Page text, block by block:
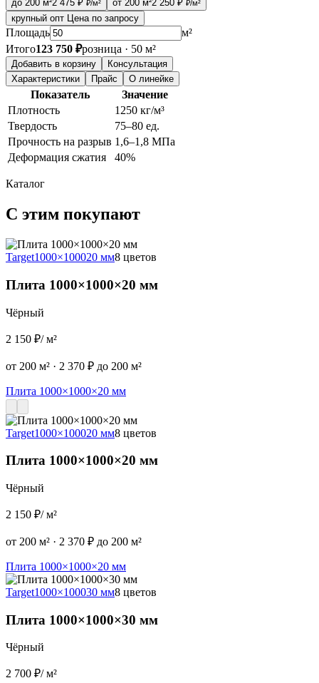
до 200 м²2 475 ₽ ₽/м² от 200 м²2 250 ₽ ₽/м²
крупный опт Цена по запросу
Площадь
м²
Итого123 750 ₽розница · 50 м²
Добавить в корзину
Консультация
Характеристики
Прайс О линейке
Показатель
Значение
Плотность
1250 кг/м³
Твердость
75–80 ед.
Прочность на разрыв 1,6–1,8 МПа
Деформация сжатия
40%
Каталог
С этим покупают
Target1000×100020 мм8 цветов
Плита 1000×1000×20 мм
Чёрный
2 150 ₽/ м²
от 200 м² · 2 370 ₽ до 200 м²
Плита 1000×1000×20 мм
Target1000×100020 мм8 цветов
Плита 1000×1000×20 мм
Чёрный
2 150 ₽/ м²
от 200 м² · 2 370 ₽ до 200 м²
Плита 1000×1000×20 мм
Target1000×100030 мм8 цветов
Плита 1000×1000×30 мм
Чёрный
2 700 ₽/ м²